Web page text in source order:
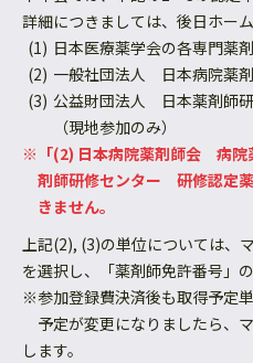
詳細につきましては、後日ホー
日本医療薬学会の各専門薬
一般社団法人 日本病院薬
公益財団法人 日本薬剤師
（現地参加のみ）
※「(2) 日本病院薬剤師会 病院
剤師研修センター 研修認定
きません。
上記(2), (3)の単位については、
を選択し、「薬剤師免許番号」
※参加登録費決済後も取得予定単
予定が変更になりましたら、
します。